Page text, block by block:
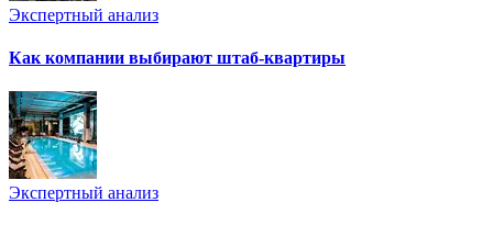
Экспертный анализ
Как компании выбирают штаб-квартиры
Экспертный анализ